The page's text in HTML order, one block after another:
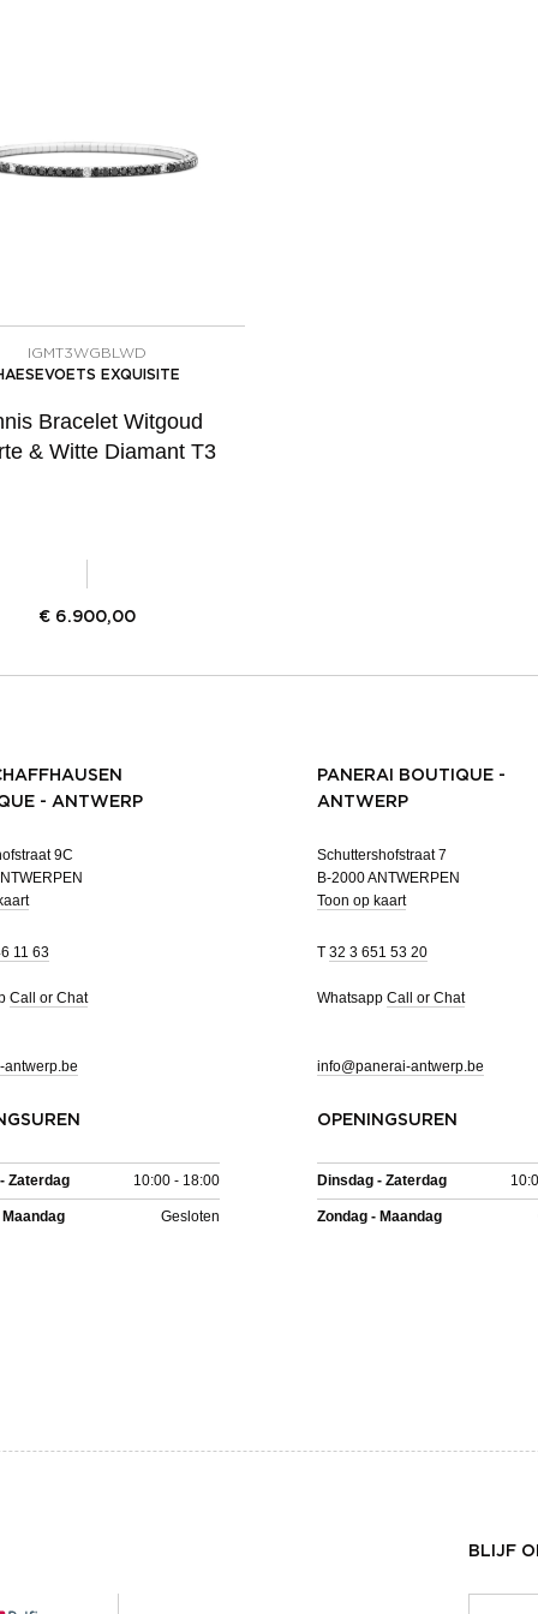
IGMT3WGBLWD
EXQUISITE
Bracelet Witgoud
& Witte Diamant T3
€ 6.900,00
- ANTWERP
9C
11 63
Call or Chat
antwerp.be
Zaterdag 10:00 - 18:00
Gesloten
PANERAI BOUTIQUE -
ANTWERP
Schuttershofstraat 7
B-2000 ANTWERPEN
Toon op kaart
T 32 3 651 53 20
Whatsapp Call or Chat
info@panerai-antwerp.be
OPENINGSUREN
Dinsdag - Zaterdag
Zondag - Maandag
BLIJF